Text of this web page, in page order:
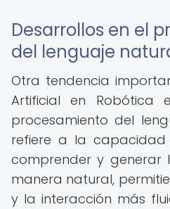
Desarrollos en el
del lenguaje
Otra tendencia
Artificial en Robótica
procesamiento del
refiere a la
comprender y generar
manera natural,
y la interacción más